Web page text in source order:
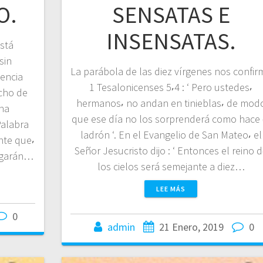
de
que⸴
0
SENSATAS E
INSENSATAS.
La parábola de las diez vírgenes nos
1 Tesalonicenses 5⸴4 : ‘ Pero ustedes⸴
hermanos⸴ no andan en tinieblas⸴ de
que ese día no los sorprenderá como hace
ladrón ‘. En el Evangelio de San Mateo⸴ el
Señor Jesucristo dijo : ‘ Entonces el reino
los cielos será semejante a diez…
LEE MÁS
admin 21 Enero, 2019 0